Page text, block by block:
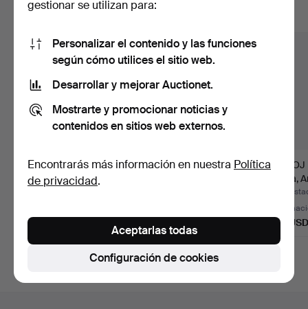
RELOJ DE BOLSILLO,
plata, Polhem, siglo XX.
32 USD
RELOJ DE BOLSILLO,
plata,
43 USD
gestionar se utilizan para:
Personalizar el contenido y las funciones
según cómo utilices el sitio web.
Desarrollar y mejorar Auctionet.
Mostrarte y promocionar noticias y
contenidos en sitios web externos.
Encontrarás más información en nuestra Política
de privacidad.
Configuración de cookies
Aceptarlas todas